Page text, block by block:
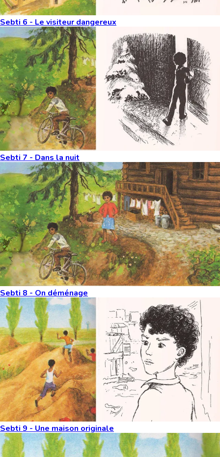
Sebti 6 - Le visiteur dangereux
Sebti 7 - Dans la nuit
Sebti 8 - On déménage
Sebti 9 - Une maison originale